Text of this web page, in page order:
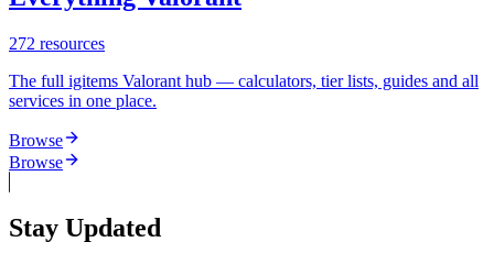
272 resources
The full igitems Valorant hub — calculators, tier lists, guides and all
services in one place.
Browse
Browse
Stay Updated